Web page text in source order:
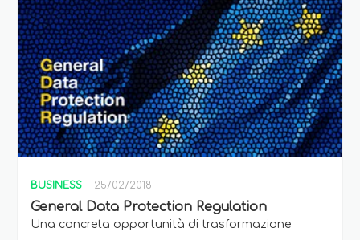
BUSINESS 25/02/2018
General Data Protection Regulation
Una concreta opportunità di trasformazione